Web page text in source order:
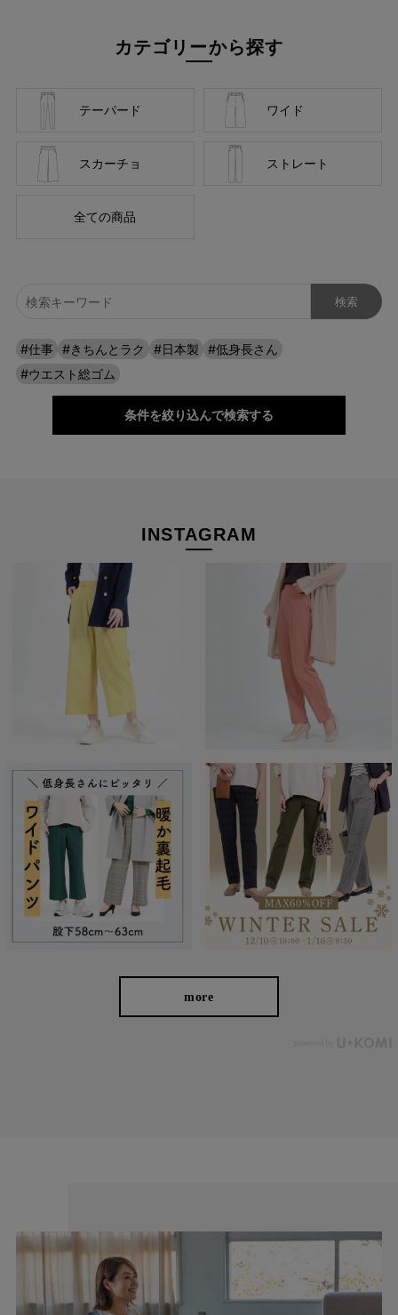
美脚と上品さを両立
パターン設計で、はき心地と美脚を両立させました。 素材・美し
カテゴリーから探す
テーパード ワイド
スカーチョ ストレート
全ての商品
#仕事 #きちんとラク #日本製
#低身長さん
#ウエスト総ゴム
条件を絞り込んで検索する
INSTAGRAM
more